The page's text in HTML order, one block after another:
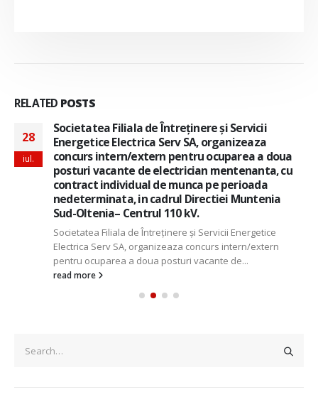
RELATED POSTS
28
iul.
Societatea Filiala de Întreţinere şi Servicii
Energetice Electrica Serv SA, organizeaza
concurs intern/extern pentru ocuparea a doua
posturi vacante de electrician mentenanta, cu
contract individual de munca pe perioada
nedeterminata, in cadrul Directiei Muntenia
Sud-Oltenia– Centrul 110 kV.
Societatea Filiala de Întreţinere şi Servicii Energetice
Electrica Serv SA, organizeaza concurs intern/extern
pentru ocuparea a doua posturi vacante de...
read more